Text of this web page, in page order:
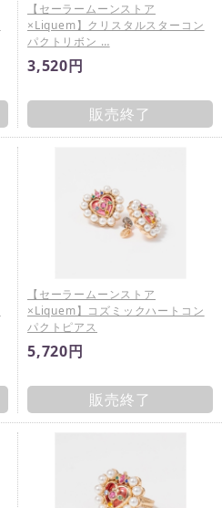
【セーラームーンストア
×Liquem】クリスタルスターコン
パクトリボン …
3,520円
販売終了
【セーラームーンストア
×Liquem】コズミックハートコン
パクトピアス
5,720円
販売終了